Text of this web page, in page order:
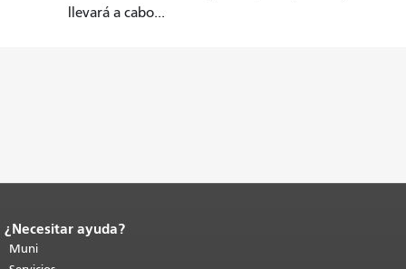
llevará a cabo...
Fin del contenido de la página.
de esta página se repite en todas las
¿Necesitar ayuda?
Muni